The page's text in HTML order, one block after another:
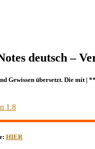
deutsch –
Gewissen übersetzt. Die
1.8
HIER